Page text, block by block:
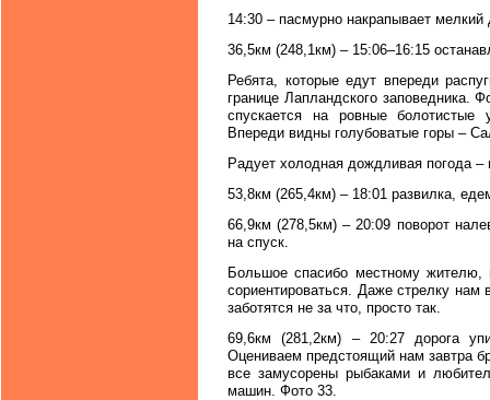
14:30 – пасмурно накрапывает
36,5км (248,1км) – 15:06–16:15
Ребята, которые едут впереди
границе Лапландского заповедника.
спускается на ровные
Впереди видны голубоватые горы –
Радует холодная дождливая погода
53,8км (265,4км) – 18:01 развилка,
66,9км (278,5км) – 20:09 поворот
на спуск.
Большое спасибо местному
сориентироваться. Даже стрелку
заботятся не за что, просто так.
69,6км (281,2км) – 20:27 дорога
Оцениваем предстоящий нам завтра
все замусорены рыбаками и
машин. Фото 33.